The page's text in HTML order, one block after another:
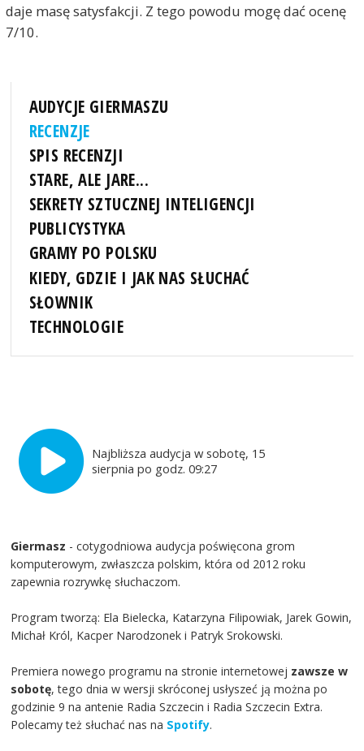
daje masę satysfakcji. Z tego powodu mogę dać ocenę
7/10.
AUDYCJE GIERMASZU
RECENZJE
SPIS RECENZJI
STARE, ALE JARE...
SEKRETY SZTUCZNEJ INTELIGENCJI
PUBLICYSTYKA
GRAMY PO POLSKU
KIEDY, GDZIE I JAK NAS SŁUCHAĆ
SŁOWNIK
TECHNOLOGIE
Najbliższa audycja w sobotę, 15
sierpnia po godz. 09:27
Giermasz - cotygodniowa audycja poświęcona grom
komputerowym, zwłaszcza polskim, która od 2012 roku
zapewnia rozrywkę słuchaczom.
Program tworzą: Ela Bielecka, Katarzyna Filipowiak, Jarek Gowin,
Michał Król, Kacper Narodzonek i Patryk Srokowski.
Premiera nowego programu na stronie internetowej zawsze w
sobotę, tego dnia w wersji skróconej usłyszeć ją można po
godzinie 9 na antenie Radia Szczecin i Radia Szczecin Extra.
Polecamy też słuchać nas na Spotify.